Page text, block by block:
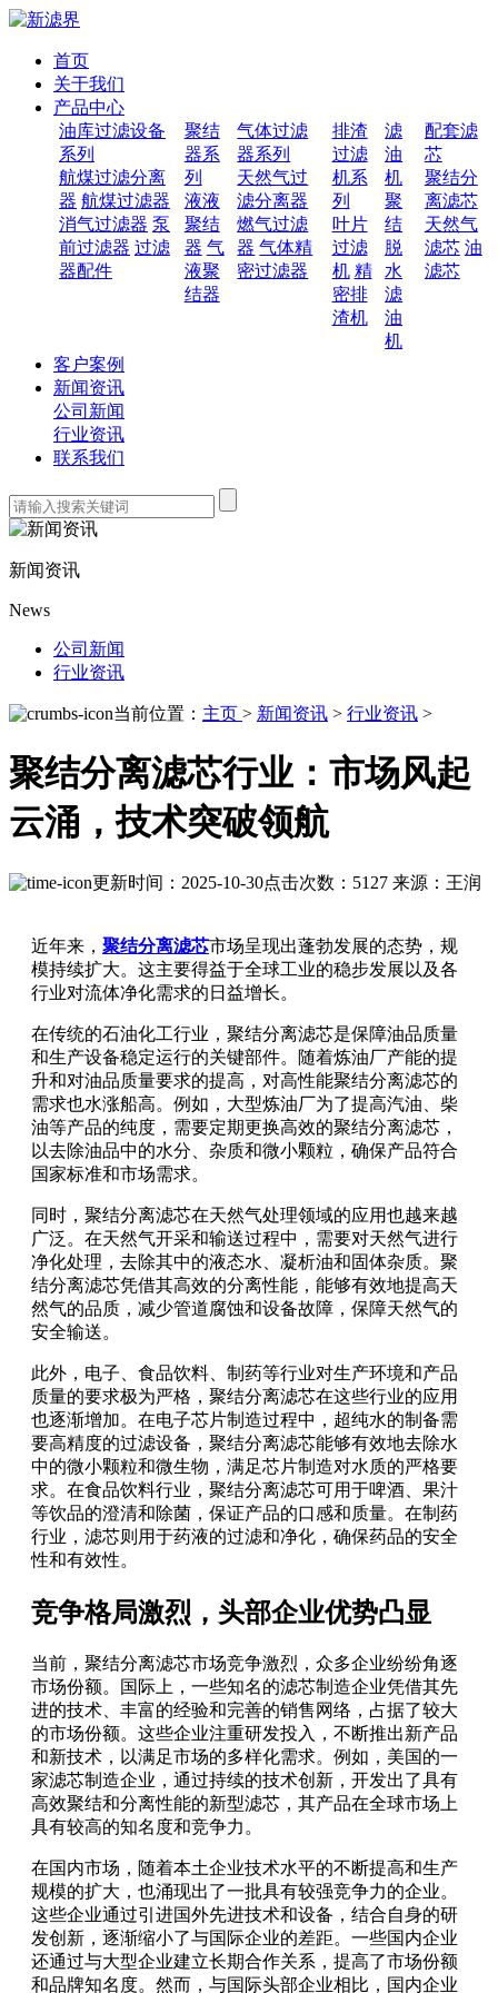
首页
关于我们
产品中心
油库过滤设备
系列
航煤过滤分离
器 航煤过滤器
消气过滤器 泵
前过滤器 过滤
器配件
聚结
器系
列
液液
聚结
器 气
液聚
结器
气体过滤
器系列
天然气过
滤分离器
燃气过滤
器 气体精
密过滤器
排渣
过滤
机系
列
叶片
过滤
机 精
密排
渣机
滤
油
机
聚
结
脱
水
滤
油
机
配套滤
芯
聚结分
离滤芯
天然气
滤芯 油
滤芯
客户案例
新闻资讯
公司新闻
行业资讯
联系我们
新闻资讯
News
公司新闻
行业资讯
当前位置： 主页 > 新闻资讯 > 行业资讯 >
聚结分离滤芯行业：市场风起
云涌，技术突破领航
更新时间：2025-10-30点击次数：5127 来源：王润
近年来， 聚结分离滤芯市场呈现出蓬勃发展的态势，规
模持续扩大。这主要得益于全球工业的稳步发展以及各
行业对流体净化需求的日益增长。
在传统的石油化工行业，聚结分离滤芯是保障油品质量
和生产设备稳定运行的关键部件。随着炼油厂产能的提
升和对油品质量要求的提高，对高性能聚结分离滤芯的
需求也水涨船高。例如，大型炼油厂为了提高汽油、柴
油等产品的纯度，需要定期更换高效的聚结分离滤芯，
以去除油品中的水分、杂质和微小颗粒，确保产品符合
国家标准和市场需求。
同时，聚结分离滤芯在天然气处理领域的应用也越来越
广泛。在天然气开采和输送过程中，需要对天然气进行
净化处理，去除其中的液态水、凝析油和固体杂质。聚
结分离滤芯凭借其高效的分离性能，能够有效地提高天
然气的品质，减少管道腐蚀和设备故障，保障天然气的
安全输送。
此外，电子、食品饮料、制药等行业对生产环境和产品
质量的要求极为严格，聚结分离滤芯在这些行业的应用
也逐渐增加。在电子芯片制造过程中，超纯水的制备需
要高精度的过滤设备，聚结分离滤芯能够有效地去除水
中的微小颗粒和微生物，满足芯片制造对水质的严格要
求。在食品饮料行业，聚结分离滤芯可用于啤酒、果汁
等饮品的澄清和除菌，保证产品的口感和质量。在制药
行业，滤芯则用于药液的过滤和净化，确保药品的安全
性和有效性。
竞争格局激烈，头部企业优势凸显
当前，聚结分离滤芯市场竞争激烈，众多企业纷纷角逐
市场份额。国际上，一些知名的滤芯制造企业凭借其先
进的技术、丰富的经验和完善的销售网络，占据了较大
的市场份额。这些企业注重研发投入，不断推出新产品
和新技术，以满足市场的多样化需求。例如，美国的一
家滤芯制造企业，通过持续的技术创新，开发出了具有
高效聚结和分离性能的新型滤芯，其产品在全球市场上
具有较高的知名度和竞争力。
在国内市场，随着本土企业技术水平的不断提高和生产
规模的扩大，也涌现出了一批具有较强竞争力的企业。
这些企业通过引进国外先进技术和设备，结合自身的研
发创新，逐渐缩小了与国际企业的差距。一些国内企业
还通过与大型企业建立长期合作关系，提高了市场份额
和品牌知名度。然而，与国际头部企业相比，国内企业